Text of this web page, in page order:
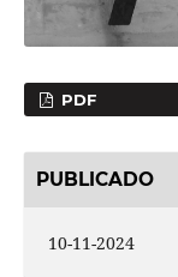
PDF
PUBLICADO
10-11-2024